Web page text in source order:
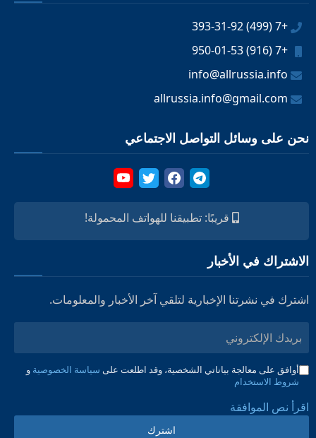
+7 (499) 393-31-92
+7 (916) 950-01-53
info@allrussia.info
allrussia.info@gmail.com
نحن على وسائل التواصل الاجتماعي
قريبًا: تطبيقنا للهواتف المحمولة!
الاشتراك في الأخبار
اشترك في نشرتنا الإخبارية لتلقي آخر الأخبار والمعلومات.
بريدك
الإلكتروني
أوافق على معالجة بياناتي الشخصية، وقد اطلعت على سياسة الخصوصية و
شروط الاستخدام
اقرأ نص الموافقة
اشترك